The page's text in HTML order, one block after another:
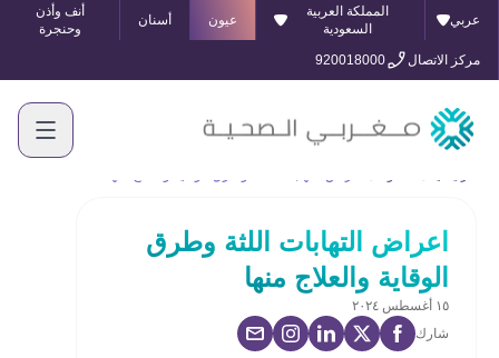
عربي
المملكة العربية
السعودية
عيون أسنان
أنف وأذن
وحنجرة
مركز الاتصال
920018000
اعراض التهابات اللثة وطرق
الوقاية والعلاج منها
١٥ أغسطس ٢٠٢٤
شارك